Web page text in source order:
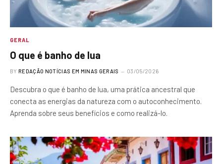
GERAL
O que é banho de lua
BY REDAÇÃO NOTÍCIAS EM MINAS GERAIS 03/05/2026
Descubra o que é banho de lua, uma prática ancestral que
conecta as energias da natureza com o autoconhecimento.
Aprenda sobre seus benefícios e como realizá-lo.